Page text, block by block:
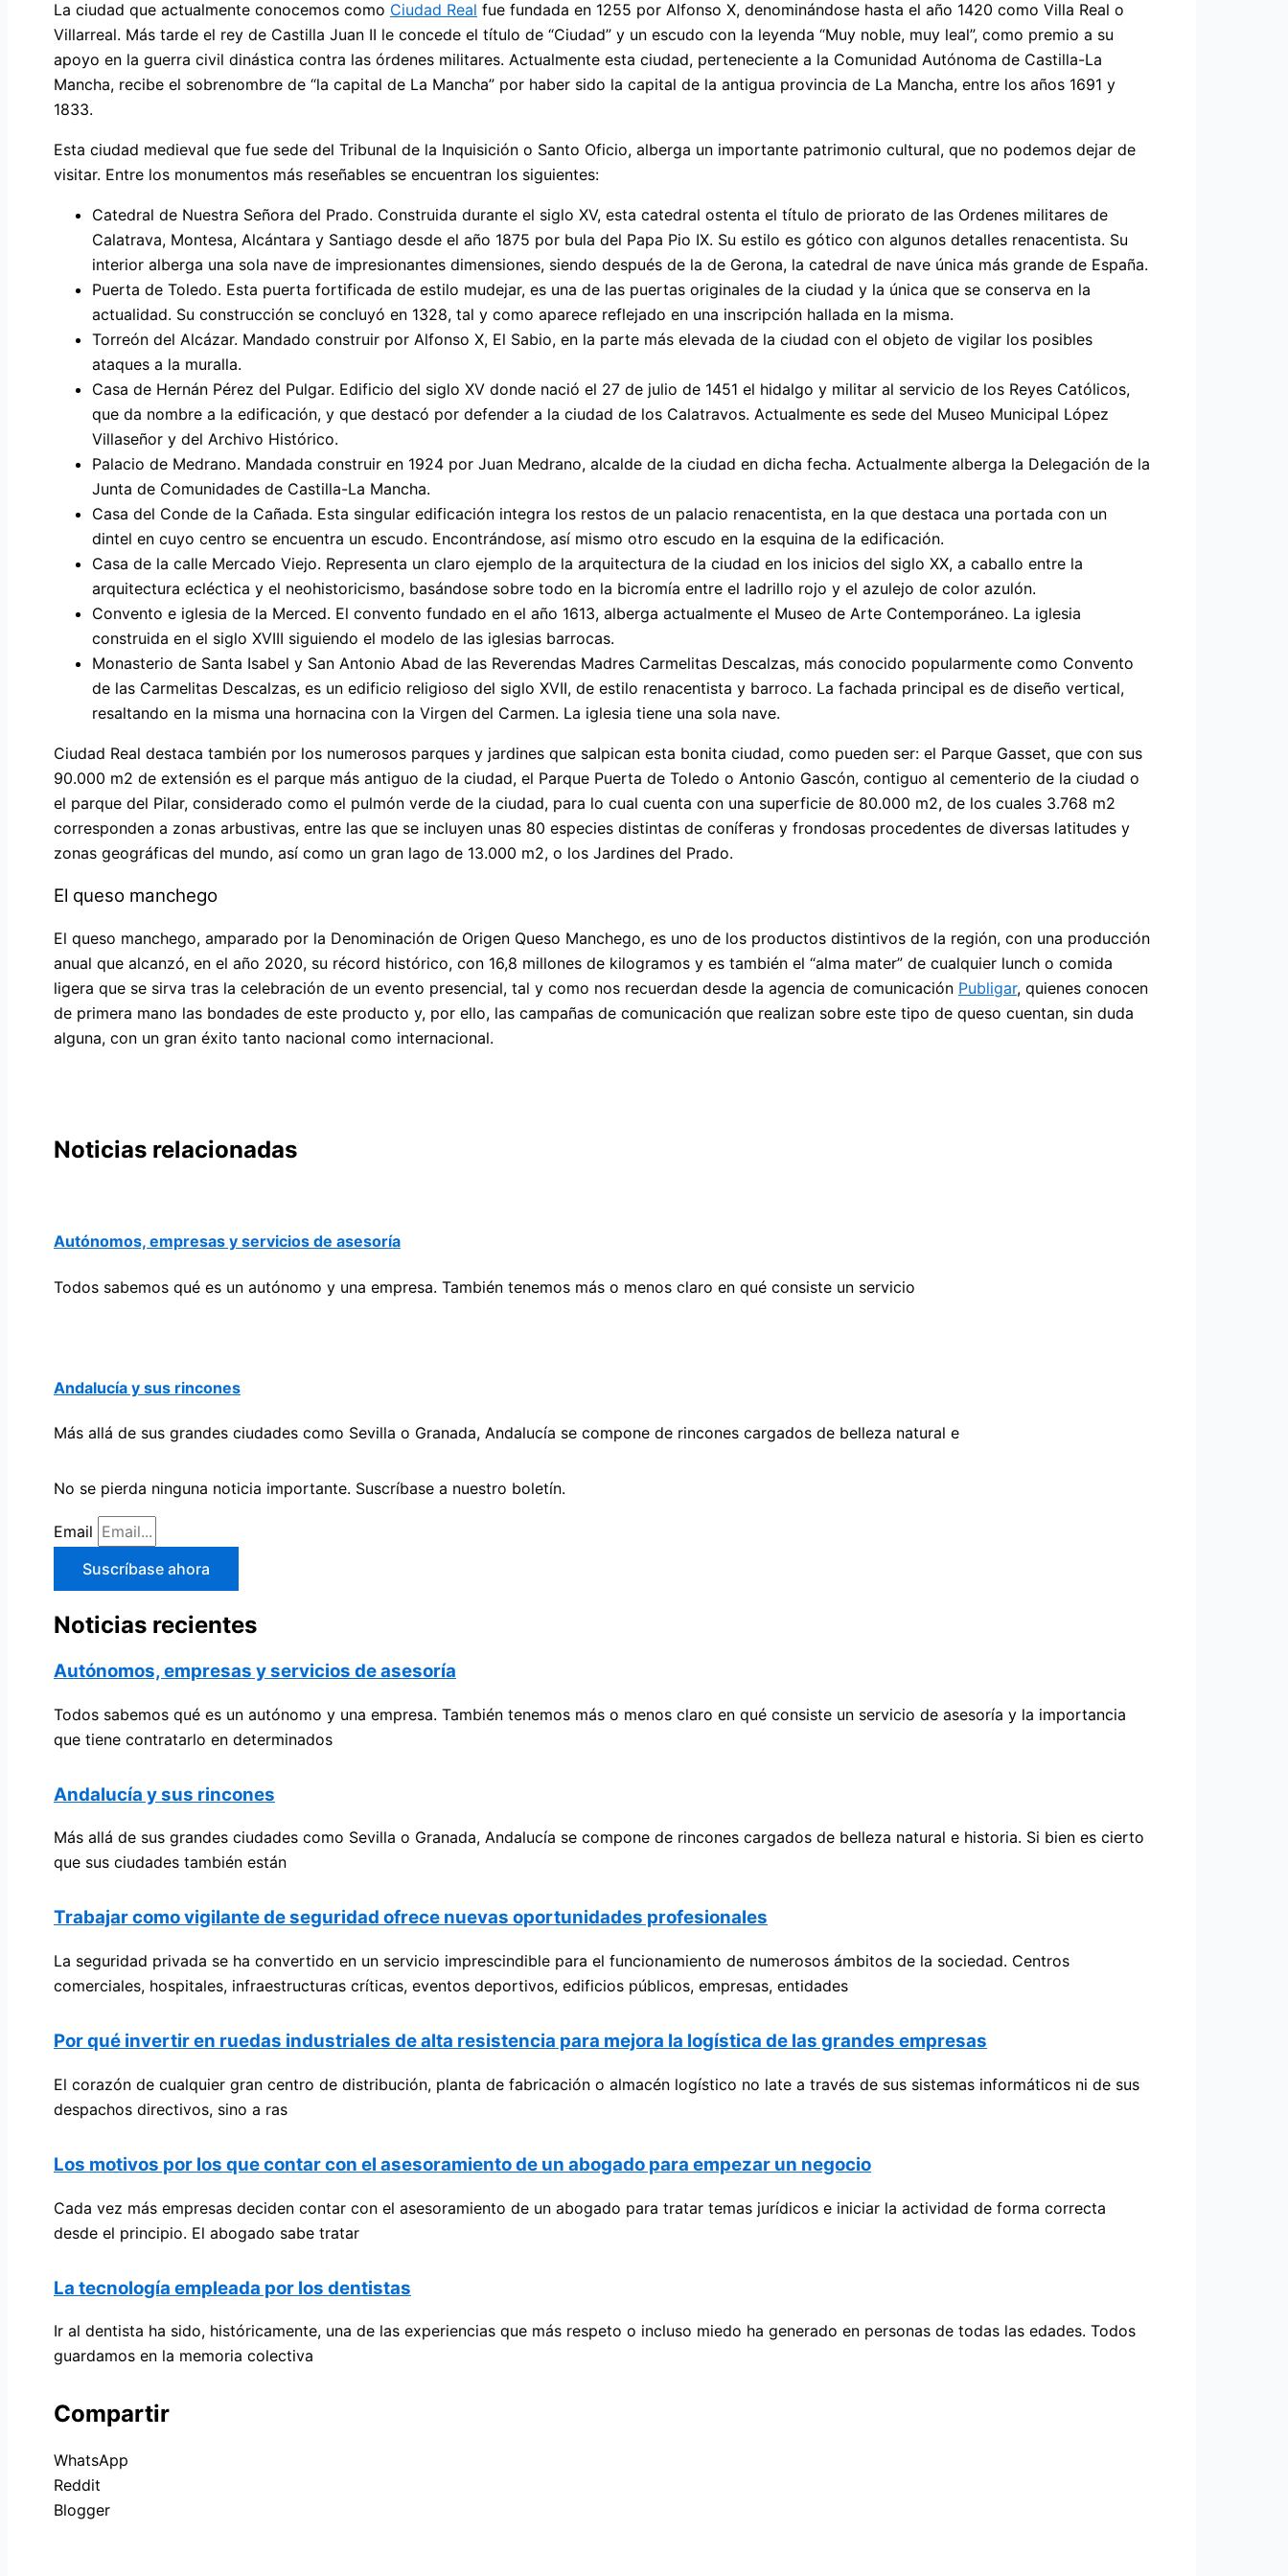
La ciudad que actualmente conocemos como Ciudad Real fue fundada en 1255 por Alfonso X, denominándose hasta el año 1420 como Villa Real o
Villarreal. Más tarde el rey de Castilla Juan II le concede el título de “Ciudad” y un escudo con la leyenda “Muy noble, muy leal”, como premio a su
apoyo en la guerra civil dinástica contra las órdenes militares. Actualmente esta ciudad, perteneciente a la Comunidad Autónoma de Castilla-La
Mancha, recibe el sobrenombre de “la capital de La Mancha” por haber sido la capital de la antigua provincia de La Mancha, entre los años 1691 y
1833.
Esta ciudad medieval que fue sede del Tribunal de la Inquisición o Santo Oficio, alberga un importante patrimonio cultural, que no podemos dejar de
visitar. Entre los monumentos más reseñables se encuentran los siguientes:
Catedral de Nuestra Señora del Prado. Construida durante el siglo XV, esta catedral ostenta el título de priorato de las Ordenes militares de
Calatrava, Montesa, Alcántara y Santiago desde el año 1875 por bula del Papa Pio IX. Su estilo es gótico con algunos detalles renacentista. Su
interior alberga una sola nave de impresionantes dimensiones, siendo después de la de Gerona, la catedral de nave única más grande de España.
Puerta de Toledo. Esta puerta fortificada de estilo mudejar, es una de las puertas originales de la ciudad y la única que se conserva en la
actualidad. Su construcción se concluyó en 1328, tal y como aparece reflejado en una inscripción hallada en la misma.
Torreón del Alcázar. Mandado construir por Alfonso X, El Sabio, en la parte más elevada de la ciudad con el objeto de vigilar los posibles
ataques a la muralla.
Casa de Hernán Pérez del Pulgar. Edificio del siglo XV donde nació el 27 de julio de 1451 el hidalgo y militar al servicio de los Reyes Católicos,
que da nombre a la edificación, y que destacó por defender a la ciudad de los Calatravos. Actualmente es sede del Museo Municipal López
Villaseñor y del Archivo Histórico.
Palacio de Medrano. Mandada construir en 1924 por Juan Medrano, alcalde de la ciudad en dicha fecha. Actualmente alberga la Delegación de la
Junta de Comunidades de Castilla-La Mancha.
Casa del Conde de la Cañada. Esta singular edificación integra los restos de un palacio renacentista, en la que destaca una portada con un
dintel en cuyo centro se encuentra un escudo. Encontrándose, así mismo otro escudo en la esquina de la edificación.
Casa de la calle Mercado Viejo. Representa un claro ejemplo de la arquitectura de la ciudad en los inicios del siglo XX, a caballo entre la
arquitectura ecléctica y el neohistoricismo, basándose sobre todo en la bicromía entre el ladrillo rojo y el azulejo de color azulón.
Convento e iglesia de la Merced. El convento fundado en el año 1613, alberga actualmente el Museo de Arte Contemporáneo. La iglesia
construida en el siglo XVIII siguiendo el modelo de las iglesias barrocas.
Monasterio de Santa Isabel y San Antonio Abad de las Reverendas Madres Carmelitas Descalzas, más conocido popularmente como Convento
de las Carmelitas Descalzas, es un edificio religioso del siglo XVII, de estilo renacentista y barroco. La fachada principal es de diseño vertical,
resaltando en la misma una hornacina con la Virgen del Carmen. La iglesia tiene una sola nave.
Ciudad Real destaca también por los numerosos parques y jardines que salpican esta bonita ciudad, como pueden ser: el Parque Gasset, que con sus
90.000 m2 de extensión es el parque más antiguo de la ciudad, el Parque Puerta de Toledo o Antonio Gascón, contiguo al cementerio de la ciudad o
el parque del Pilar, considerado como el pulmón verde de la ciudad, para lo cual cuenta con una superficie de 80.000 m2, de los cuales 3.768 m2
corresponden a zonas arbustivas, entre las que se incluyen unas 80 especies distintas de coníferas y frondosas procedentes de diversas latitudes y
zonas geográficas del mundo, así como un gran lago de 13.000 m2, o los Jardines del Prado.
El queso manchego
El queso manchego, amparado por la Denominación de Origen Queso Manchego, es uno de los productos distintivos de la región, con una producción
anual que alcanzó, en el año 2020, su récord histórico, con 16,8 millones de kilogramos y es también el “alma mater” de cualquier lunch o comida
ligera que se sirva tras la celebración de un evento presencial, tal y como nos recuerdan desde la agencia de comunicación Publigar, quienes conocen
de primera mano las bondades de este producto y, por ello, las campañas de comunicación que realizan sobre este tipo de queso cuentan, sin duda
alguna, con un gran éxito tanto nacional como internacional.
Noticias relacionadas
Autónomos, empresas y servicios de asesoría
Todos sabemos qué es un autónomo y una empresa. También tenemos más o menos claro en qué consiste un servicio
Andalucía y sus rincones
Más allá de sus grandes ciudades como Sevilla o Granada, Andalucía se compone de rincones cargados de belleza natural e
No se pierda ninguna noticia importante. Suscríbase a nuestro boletín.
Email
Suscríbase ahora
Noticias recientes
Autónomos, empresas y servicios de asesoría
Todos sabemos qué es un autónomo y una empresa. También tenemos más o menos claro en qué consiste un servicio de asesoría y la importancia
que tiene contratarlo en determinados
Andalucía y sus rincones
Más allá de sus grandes ciudades como Sevilla o Granada, Andalucía se compone de rincones cargados de belleza natural e historia. Si bien es cierto
que sus ciudades también están
Trabajar como vigilante de seguridad ofrece nuevas oportunidades profesionales
La seguridad privada se ha convertido en un servicio imprescindible para el funcionamiento de numerosos ámbitos de la sociedad. Centros
comerciales, hospitales, infraestructuras críticas, eventos deportivos, edificios públicos, empresas, entidades
Por qué invertir en ruedas industriales de alta resistencia para mejora la logística de las grandes empresas
El corazón de cualquier gran centro de distribución, planta de fabricación o almacén logístico no late a través de sus sistemas informáticos ni de sus
despachos directivos, sino a ras
Los motivos por los que contar con el asesoramiento de un abogado para empezar un negocio
Cada vez más empresas deciden contar con el asesoramiento de un abogado para tratar temas jurídicos e iniciar la actividad de forma correcta
desde el principio. El abogado sabe tratar
La tecnología empleada por los dentistas
Ir al dentista ha sido, históricamente, una de las experiencias que más respeto o incluso miedo ha generado en personas de todas las edades. Todos
guardamos en la memoria colectiva
Compartir
WhatsApp
Reddit
Blogger